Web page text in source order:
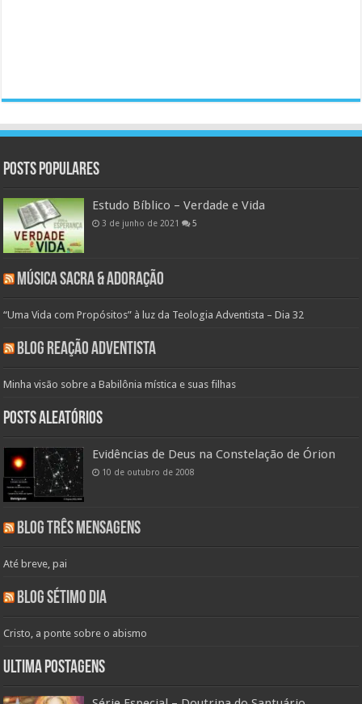
Posts populares
Estudo Bíblico – Verdade e Vida
3 de junho de 2021 5
Música Sacra & Adoração
“Uma Vida com Propósitos” à luz da Teologia Adventista – Dia 32
Blog Reação Adventista
Minha visão sobre a Babilônia mística e suas filhas
Posts aleatórios
Evidências de Deus na Constelação de Órion
10 de outubro de 2008
Blog Três Mensagens
Até breve, pai
Blog Sétimo Dia
Cristo, a ponte sobre o abismo
Ultima Postagens